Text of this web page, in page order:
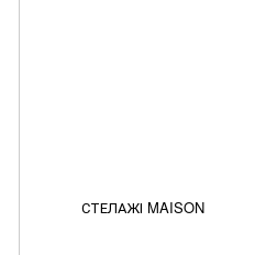
СТЕЛАЖІ MAISON